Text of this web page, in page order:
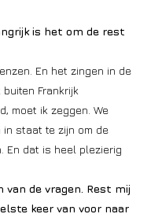
is het om de rest
En het zingen in de
Frankrijk
moet ik zeggen. We
staat te zijn om de
En dat is heel plezierig
de vragen. Rest mij
keer van voor naar